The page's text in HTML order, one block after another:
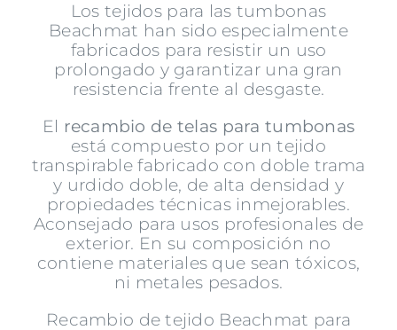
Los tejidos para las tumbonas
Beachmat han sido especialmente
fabricados para resistir un uso
prolongado y garantizar una gran
resistencia frente al desgaste.
El recambio de telas para tumbonas
está compuesto por un tejido
transpirable fabricado con doble trama
y urdido doble, de alta densidad y
propiedades técnicas inmejorables.
Aconsejado para usos profesionales de
exterior. En su composición no
contiene materiales que sean tóxicos,
ni metales pesados.
Recambio de tejido Beachmat para